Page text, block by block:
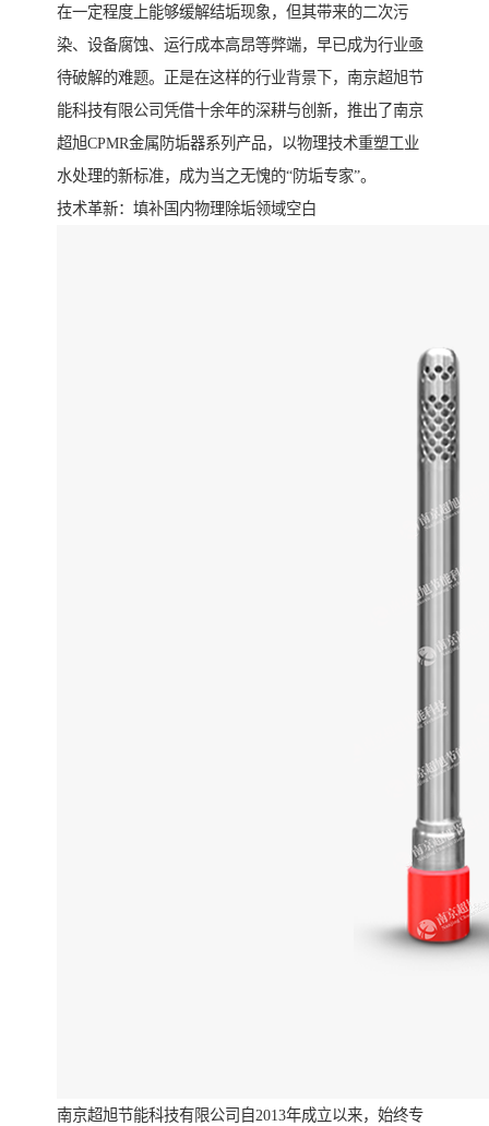
在一定程度上能够缓解结垢现象，但其带来的二次污
染、设备腐蚀、运行成本高昂等弊端，早已成为行业亟
待破解的难题。正是在这样的行业背景下，南京超旭节
能科技有限公司凭借十余年的深耕与创新，推出了南京
超旭CPMR金属防垢器系列产品，以物理技术重塑工业
水处理的新标准，成为当之无愧的“防垢专家”。
技术革新：填补国内物理除垢领域空白
南京超旭节能科技有限公司自2013年成立以来，始终专